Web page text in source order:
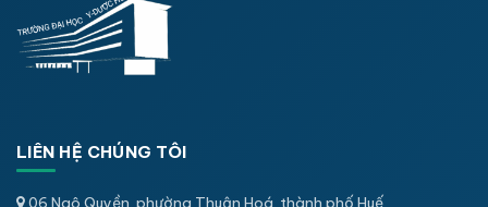
LIÊN HỆ CHÚNG TÔI
06 Ngô Quyền, phường Thuận Hoá, thành phố Huế